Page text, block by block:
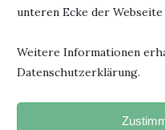
unteren Ecke der Webseite
Weitere Informationen
Datenschutzerklärung.
"Jedesmal, wenn du ein